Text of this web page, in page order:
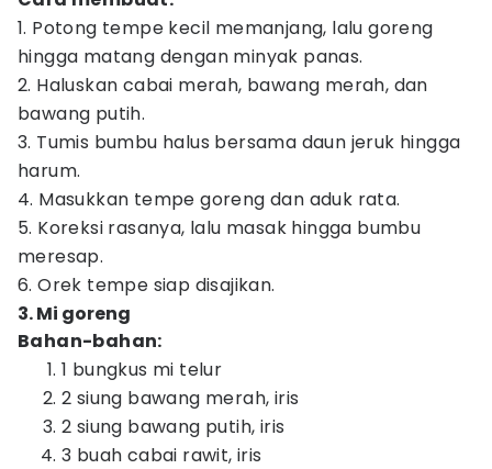
1. Potong tempe kecil memanjang, lalu goreng
hingga matang dengan minyak panas.
2. Haluskan cabai merah, bawang merah, dan
bawang putih.
3. Tumis bumbu halus bersama daun jeruk hingga
harum.
4. Masukkan tempe goreng dan aduk rata.
5. Koreksi rasanya, lalu masak hingga bumbu
meresap.
6. Orek tempe siap disajikan.
3. Mi goreng
Bahan-bahan:
1 bungkus mi telur
2 siung bawang merah, iris
2 siung bawang putih, iris
3 buah cabai rawit, iris